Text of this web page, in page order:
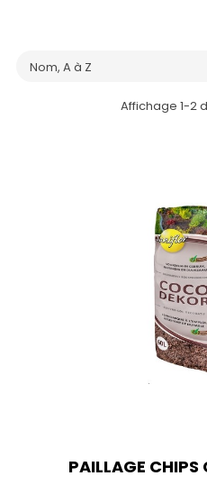
Nom, A à Z
Affichage 1-2
PAILLAGE